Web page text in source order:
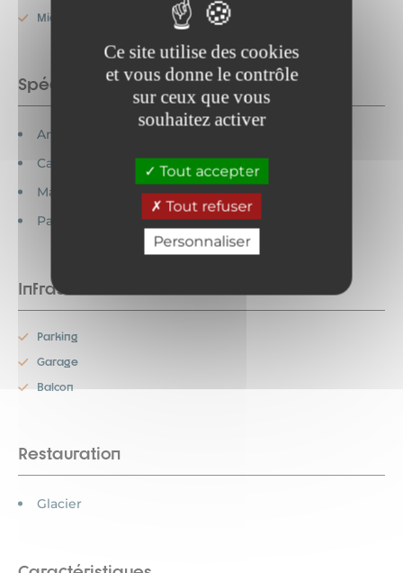
Ce site utilise des cookies
et vous donne le contrôle
sur ceux que vous
souhaitez activer
Tout accepter
Tout refuser
Personnaliser
Micro-onde
Spécificités
Animaux acceptés
Cartes bancaires acceptées
Maison indépendante
Pas de moquette
Infrastructures
Parking
Garage
Balcon
Restauration
Glacier